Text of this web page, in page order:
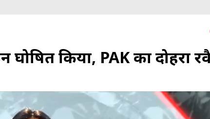
किया, PAK का दोहरा